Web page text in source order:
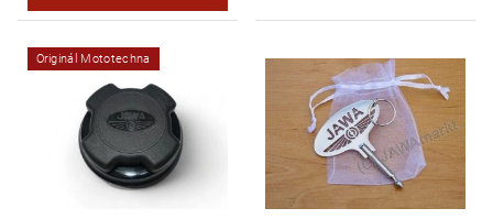
Originál Mototechna